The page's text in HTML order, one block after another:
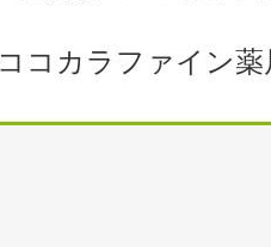
ココカラファイン